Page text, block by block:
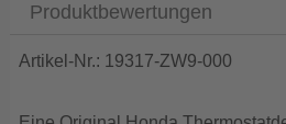
Produktbewertungen
Artikel-Nr.: 19317-ZW9-000